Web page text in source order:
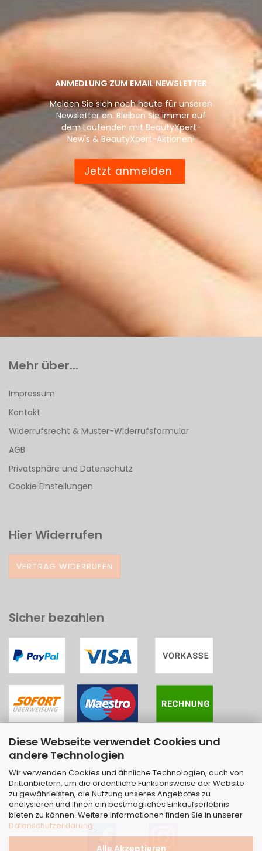
Diese Webseite verwendet Cookies und
andere Technologien
Wir verwenden Cookies und ähnliche Technologien, auch von
Drittanbietern, um die ordentliche Funktionsweise der Website
zu gewährleisten, die Nutzung unseres Angebotes zu
analysieren und Ihnen ein bestmögliches Einkaufserlebnis
bieten zu können. Weitere Informationen finden Sie in unserer
Datenschutzerklärung.
Alle Akzeptieren
ANMEDLUNG ZUM EMAIL NEWSLETTER
Melden Sie sich noch heute für unseren
Newsletter an. Bleiben Sie immer auf
dem Laufenden mit BeautyXpert-
New's & BeautyXpert-Aktionen!
Jetzt anmelden
Mehr über...
Impressum
Kontakt
Widerrufsrecht & Muster-Widerrufsformular
AGB
Privatsphäre und Datenschutz
Cookie Einstellungen
Hier Widerrufen
VERTRAG WIDERRUFEN
Sicher bezahlen